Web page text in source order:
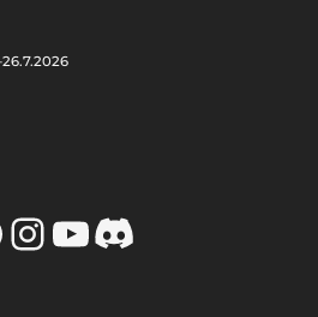
Instagram
YouTube
Discord